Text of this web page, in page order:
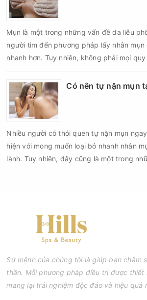
Mụn là một trong những vấn đề da liễu
người tìm đến phương pháp lấy nhân mụn
nhanh hơn. Tuy nhiên, không phải mọi
sai kỹ thuật hoặc lấy nhân mụn không
có thể đối mặt với nguy cơ viêm nhiễm,
chí là sẹo rỗ. Vậy nặn mụn chuẩn y khoa
đạt tiêu chuẩn cần đáp ứng những yêu cầu
Có nên tự nặn mụn
Nhiều người có thói quen tự nặn mụn
hiện với mong muốn loại bỏ nhanh nhân
lành. Tuy nhiên, đây cũng là một trong
Sứ mệnh của chúng tôi là giúp bạn chăm
thần. Mỗi phương pháp điều trị được
mang lại trải nghiệm độc đáo và hiệu quả